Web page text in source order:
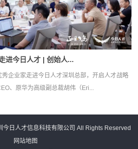
进今日人才 | 创始人...
企业家走进今日人才深圳总部，开启人才战略
、原华为高级副总裁胡伟（Eri...
今日人才信息科技有限公司 All Rights Reserved
网站地图